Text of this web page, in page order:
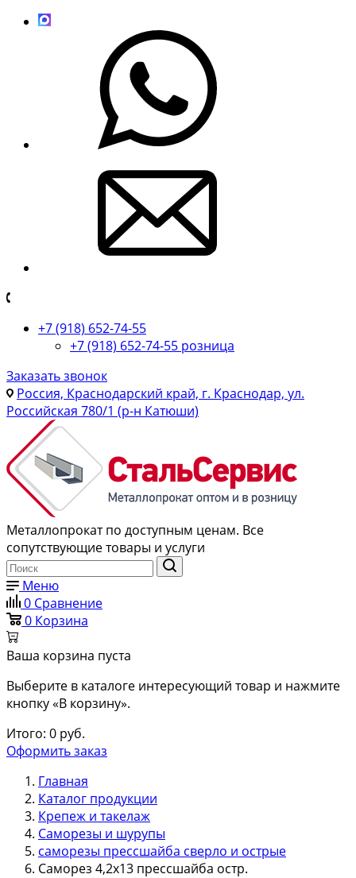
+7 (918) 652-74-55
+7 (918) 652-74-55 розница
Заказать звонок
Россия, Краснодарский край, г. Краснодар, ул.
Российская 780/1 (р-н Катюши)
Металлопрокат по доступным ценам. Все
сопутствующие товары и услуги
Меню
0 Сравнение
0 Корзина
Ваша корзина пуста
Выберите в каталоге интересующий товар и нажмите
кнопку «В корзину».
Итого: 0 руб.
Оформить заказ
Главная
Каталог продукции
Крепеж и такелаж
Саморезы и шурупы
саморезы прессшайба сверло и острые
Саморез 4,2х13 прессшайба остр.